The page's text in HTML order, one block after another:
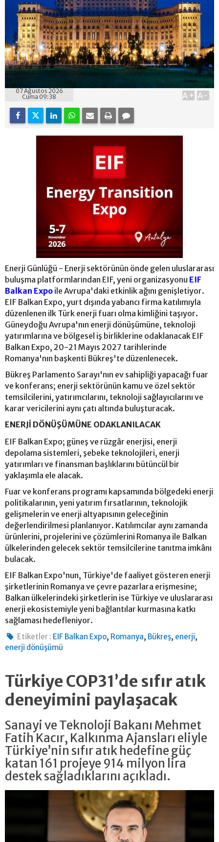
07 Ağustos 2026
Cuma 09:38
A+ A-
Enerji Günlüğü - Enerji sektörünün önde gelen uluslararası
buluşma platformlarından EIF, yeni organizasyonu EIF
Balkan Expo ile Avrupa'daki etkinlik ağını genişletiyor.
EIF Balkan Expo, yurt dışında yabancı firma katılımıyla
düzenlenen ilk Türk enerji fuarı olma kimliğini taşıyor.
Güneydoğu Avrupa'nın enerji dönüşümüne, teknoloji
yatırımlarına ve bölgesel iş birliklerine odaklanacak EIF
Balkan Expo, 20-21 Mayıs 2027 tarihlerinde
Romanya'nın başkenti Bükreş'te düzenlenecek.
Bükreş Parlamento Sarayı'nın ev sahipliği yapacağı fuar
ve konferans; enerji sektörünün kamu ve özel sektör
temsilcilerini, yatırımcılarını, teknoloji sağlayıcılarını ve
karar vericilerini aynı çatı altında buluşturacak.
ENERJİ DÖNÜŞÜMÜNE ODAKLANILACAK
EIF Balkan Expo; güneş ve rüzgâr enerjisi, enerji
depolama sistemleri, şebeke teknolojileri, enerji
yatırımları ve finansman başlıklarını bütüncül bir
yaklaşımla ele alacak.
Fuar ve konferans programı kapsamında bölgedeki enerji
politikalarının, yeni yatırım fırsatlarının, teknolojik
gelişmelerin ve enerji altyapısının geleceğinin
değerlendirilmesi planlanıyor. Katılımcılar aynı zamanda
ürünlerini, projelerini ve çözümlerini Romanya ile Balkan
ülkelerinden gelecek sektör temsilcilerine tanıtma imkânı
bulacak.
EIF Balkan Expo'nun, Türkiye'de faaliyet gösteren enerji
şirketlerinin Romanya ve çevre pazarlara erişmesine;
Balkan ülkelerindeki şirketlerin ise Türkiye ve uluslararası
enerji ekosistemiyle yeni bağlantılar kurmasına katkı
sağlaması hedefleniyor.
Etiketler : EIF Balkan Expo, Romanya, Bükreş, enerji,
enerji dönüşümü
Türkiye COP31’de sıfır atık
deneyimini paylaşacak
Sanayi ve Teknoloji Bakanı Mehmet
Fatih Kacır, Kalkınma Ajansları eliyle
Türkiye’nin sıfır atık hedefine güç
katan 161 projeye 914 milyon lira
destek sağladıklarını açıkladı.